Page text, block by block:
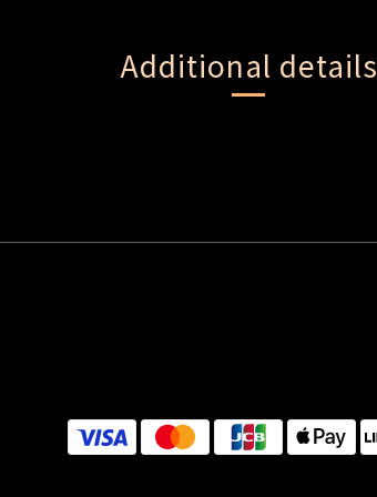
Additional details